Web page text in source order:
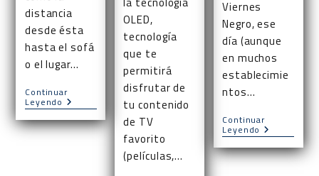
distancia
desde ésta
hasta el sofá
o el lugar…
Continuar
Leyendo Distancia
Recomendada
Para
Ver
OLED,
tecnología
que te
permitirá
disfrutar de
tu contenido
de TV
favorito
(películas,…
Viernes
Negro, ese
día (aunque
en muchos
establecimie
ntos…
Continuar
Leyendo Comprar
TV
OLED
En